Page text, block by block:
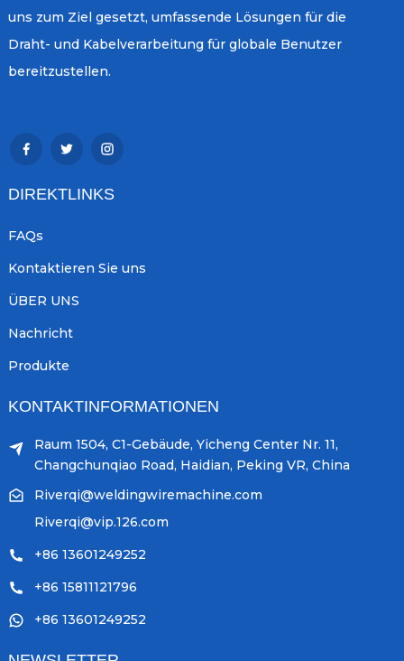
uns zum Ziel gesetzt, umfassende Lösungen für die
Draht- und Kabelverarbeitung für globale Benutzer
bereitzustellen.
DIREKTLINKS
FAQs
Kontaktieren Sie uns
ÜBER UNS
Nachricht
Produkte
KONTAKTINFORMATIONEN
Raum 1504, C1-Gebäude, Yicheng Center Nr. 11,
Changchunqiao Road, Haidian, Peking VR, China
Riverqi@weldingwiremachine.com
Riverqi@vip.126.com
+86 13601249252
+86 15811121796
+86 13601249252